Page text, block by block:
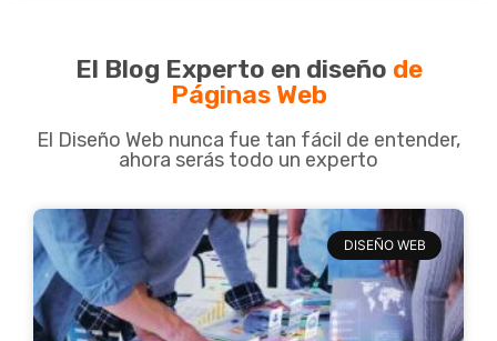
El Blog Experto en diseño de
Páginas Web
El Diseño Web nunca fue tan fácil de entender,
ahora serás todo un experto
DISEÑO WEB